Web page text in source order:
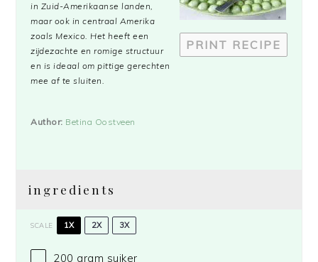
PRINT RECIPE
in Zuid-Amerikaanse landen,
maar ook in centraal Amerika
zoals Mexico. Het heeft een
zijdezachte en romige structuur
en is ideaal om pittige gerechten
mee af te sluiten.
Author: Betina Oostveen
ingredients
SCALE 1X 2X 3X
200 gram suiker